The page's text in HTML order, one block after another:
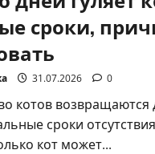
сроки,
31.07.2026 0
котов возвращаются
сроки
кот может...